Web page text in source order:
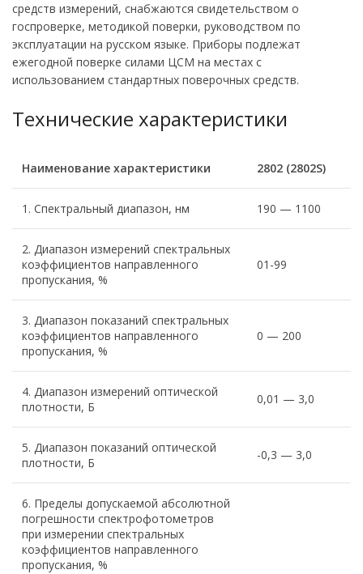
средств измерений, снабжаются свидетельством о
госпроверке, методикой поверки, руководством по
эксплуатации на русском языке. Приборы подлежат
ежегодной поверке силами ЦСМ на местах с
использованием стандартных поверочных средств.
Технические характеристики
Наименование характеристики 2802 (2802S)
1. Спектральный диапазон, нм 190 — 1100
2. Диапазон измерений спектральных
коэффициентов направленного
пропускания, %
01-99
3. Диапазон показаний спектральных
коэффициентов направленного
пропускания, %
0 — 200
4. Диапазон измерений оптической
плотности, Б
0,01 — 3,0
5. Диапазон показаний оптической
плотности, Б
-0,3 — 3,0
6. Пределы допускаемой абсолютной
погрешности спектрофотометров
при измерении спектральных
коэффициентов направленного
пропускания, %